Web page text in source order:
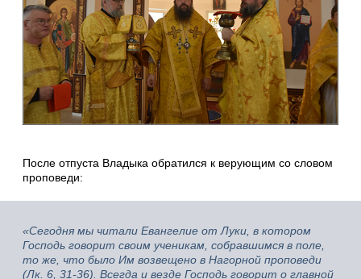
После отпуста Владыка обратился к верующим со словом
проповеди:
«Сегодня мы читали Евангелие от Луки, в котором
Господь говорит своим ученикам, собравшимся в поле,
то же, что было Им возвещено в Нагорной проповеди
(Лк. 6, 31-36). Всегда и везде Господь говорит о главной